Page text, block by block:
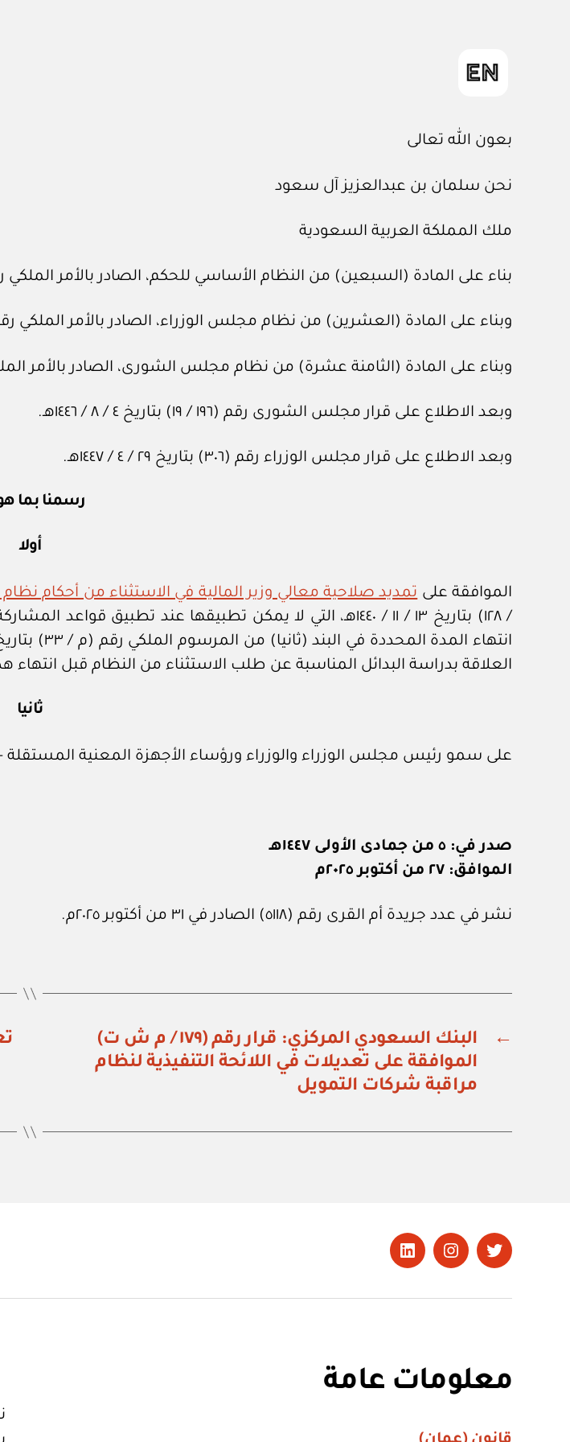
بعون الله تعالى
نحن سلمان بن عبدالعزيز آل سعود
ملك المملكة العربية السعودية
بناء على المادة (السبعين) من النظام الأساسي للحكم، الصادر بالأمر الملكي رقم (أ / ٩٠) بتاريخ ٢٧ /
وبناء على المادة (العشرين) من نظام مجلس الوزراء، الصادر بالأمر الملكي رقم (أ / ١٣) بتاريخ ٣ / ٣ /
وبناء على المادة (الثامنة عشرة) من نظام مجلس الشورى، الصادر بالأمر الملكي رقم (أ / ٩١) بتاريخ
وبعد الاطلاع على قرار مجلس الشورى رقم (١٩٦ / ١٩) بتاريخ ٤ / ٨ / ١٤٤٦هـ.
وبعد الاطلاع على قرار مجلس الوزراء رقم (٣٠٦) بتاريخ ٢٩ / ٤ / ١٤٤٧هـ.
رسمنا بما
أولا
الموافقة علىتمديد صلاحية معالي وزير المالية في الاستثناء من أحكام
/ ١٢٨) بتاريخ ١٣ / ١١ / ١٤٤٠هـ، التي لا يمكن تطبيقها عند
العلاقة بدراسة البدائل المناسبة عن طلب الاستثناء من النظام قبل انتهاء
ثانيا
على سمو رئيس مجلس الوزراء والوزراء ورؤساء الأجهزة المعنية
صدر في: ٥ من جمادى الأولى ١٤٤٧هـ
الموافق: ٢٧ من أكتوبر ٢٠٢٥م
نشر في عدد جريدة أم القرى رقم (٥١١٨) الصادر في ٣١ من أكتوبر ٢٠٢٥م.
←
البنك السعودي المركزي: قرار رقم (١٧٩ / م ش ت)
الموافقة على تعديلات في اللائحة التنفيذية لنظام
مراقبة شركات التمويل
تويتر Instagram
LinkedIn
معلومات عامة